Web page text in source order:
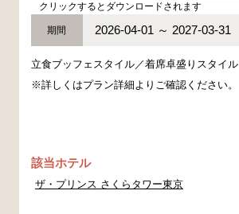
クリックするとダウンロードされます
期間 2026-04-01 ～ 2027-03-31
立食ブッフェスタイル／着席卓盛りスタイル
※詳しくはプラン詳細よりご確認ください。
該当ホテル
ザ・プリンス さくらタワー東京